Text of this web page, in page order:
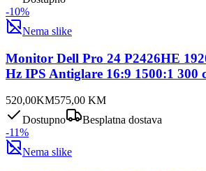
-10%
Nema slike
Monitor Dell Pro 24 P2426HE
Hz IPS Antiglare 16:9 1500:1 300
520,00KM575,00 KM
Dostupno
Besplatna dostava
-11%
Nema slike